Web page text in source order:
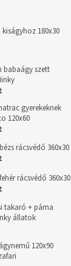
180x30
babaágy szett
gyerekeknek
120x60
rácsvédő 360x30
rácsvédő 360x30
takaró + párna
állatok
120x90